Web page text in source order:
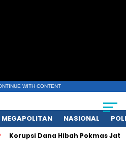
WITH CONTENT
MEGAPOLITAN NASIONAL
Dana Hibah Pokmas Jatim,